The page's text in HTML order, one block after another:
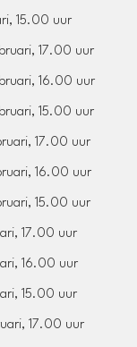
15.00 uur
17.00 uur
16.00 uur
15.00 uur
17.00 uur
16.00 uur
15.00 uur
17.00 uur
16.00 uur
15.00 uur
17.00 uur